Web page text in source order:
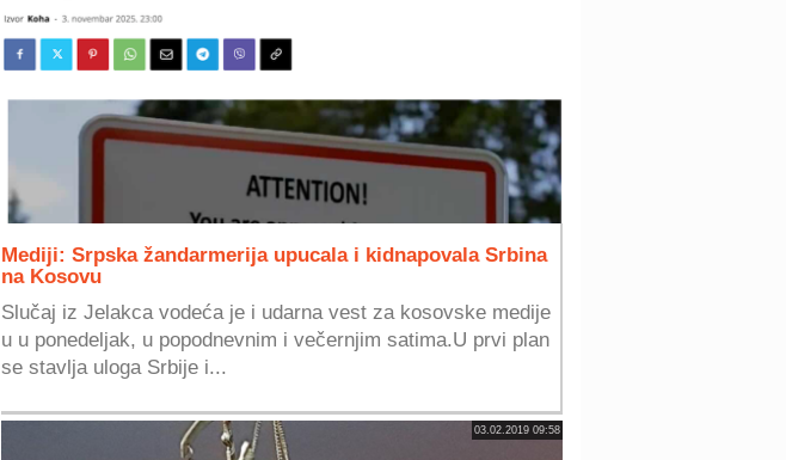
Mediji: Srpska žandarmerija upucala i kidnapovala Srbina
na Kosovu
Slučaj iz Jelakca vodeća je i udarna vest za kosovske medije
u u ponedeljak, u popodnevnim i večernjim satima.U prvi plan
se stavlja uloga Srbije i...
03.02.2019 09:58